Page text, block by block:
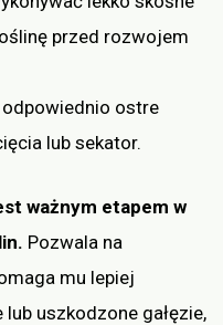
przed rozwojem
ostre
lub sekator.
ważnym etapem w
Pozwala na
mu lepiej
uszkodzone gałęzie,